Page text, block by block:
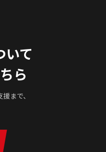
いて
ら
まで、